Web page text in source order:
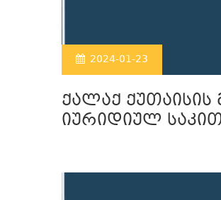
2024-01-23
ქალაქ
იურიდიულ